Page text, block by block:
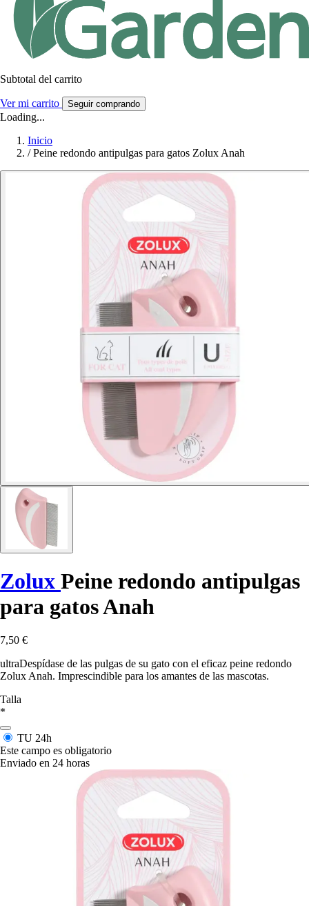
Subtotal del carrito
Ver mi carrito Seguir comprando
Loading...
Inicio
/ Peine redondo antipulgas para gatos Zolux Anah
Zolux Peine redondo antipulgas
para gatos Anah
7,50 €
ultraDespídase de las pulgas de su gato con el eficaz peine redondo
Zolux Anah. Imprescindible para los amantes de las mascotas.
Talla
*
TU 24h
Este campo es obligatorio
Enviado en 24 horas